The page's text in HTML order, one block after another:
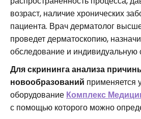
возраст, наличие хронических
пациента. Врач дерматолог
проведет дерматоскопию,
обследование и индивидуальную
Для скрининга анализа
новообразований применяется
оборудование Комплекс
с помощью которого можно